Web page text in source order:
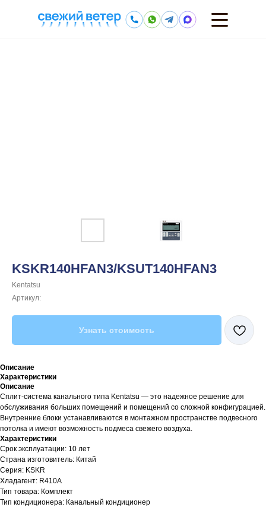
KSKR140HFAN3/KSUT140HFAN3
Kentatsu
Артикул:
Узнать стоимость
Описание
Характеристики
Описание
Сплит-система канального типа Kentatsu — это надежное решение для
обслуживания больших помещений и помещений со сложной конфигурацией.
Внутренние блоки устанавливаются в монтажном пространстве подвесного
потолка и имеют возможность подмеса свежего воздуха.
Характеристики
Срок эксплуатации: 10 лет
Страна изготовитель: Китай
Серия: KSKR
Хладагент: R410A
Тип товара: Комплект
Тип кондиционера: Канальный кондиционер